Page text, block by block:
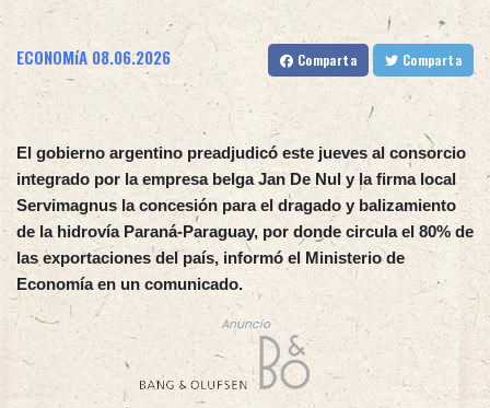
ECONOMíA 08.06.2026 Comparta Comparta
El gobierno argentino preadjudicó este jueves al consorcio
integrado por la empresa belga Jan De Nul y la firma local
Servimagnus la concesión para el dragado y balizamiento
de la hidrovía Paraná-Paraguay, por donde circula el 80% de
las exportaciones del país, informó el Ministerio de
Economía en un comunicado.
Anuncio